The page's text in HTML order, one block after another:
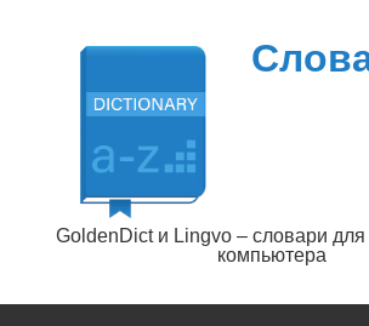
содержимому
GoldenDict и Lingvo – словари
компьютера